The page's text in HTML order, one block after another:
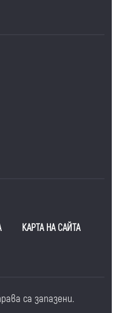
КАРТА НА САЙТА
са запазени.